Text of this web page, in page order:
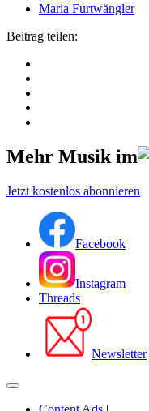
Maria Furtwängler
Beitrag teilen:
Mehr Musik im
Jetzt kostenlos abonnieren
Facebook
Instagram
Threads
Newsletter